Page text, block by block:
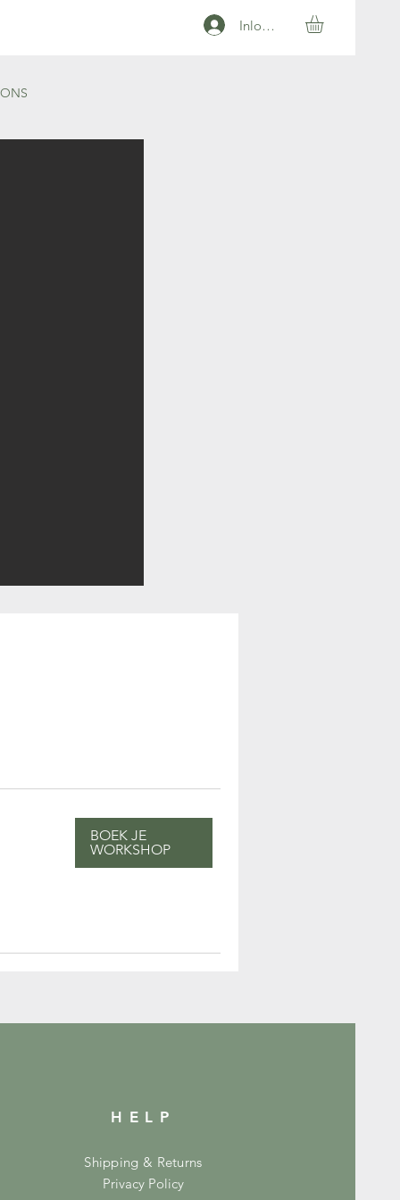
Inloggen
BOEK JE
WORKSHOP
HELP
Shipping & Returns
Privacy Policy